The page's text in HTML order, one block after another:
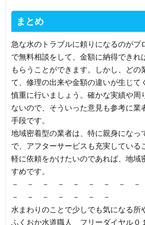
まとめ
急な水のトラブルに頼りになるのがプ
で無料相談をして、金額に納得できれ
もらうことができます。しかし、どの
て、修理の出来や金額の違いが生じて
慎重に行いましょう。確かな実績や周
ないので、そういった意見も参考に業
手段です。
地域密着型の業者は、特に親身になっ
で、アフターサービスも充実している
軽に依頼をかけたいのであれば、地域
すめです。
－ － － － － － － －
－ － － － － － －
水まわりのことで少しでも気になる所
ふくおか水道職人 フリーダイヤル０